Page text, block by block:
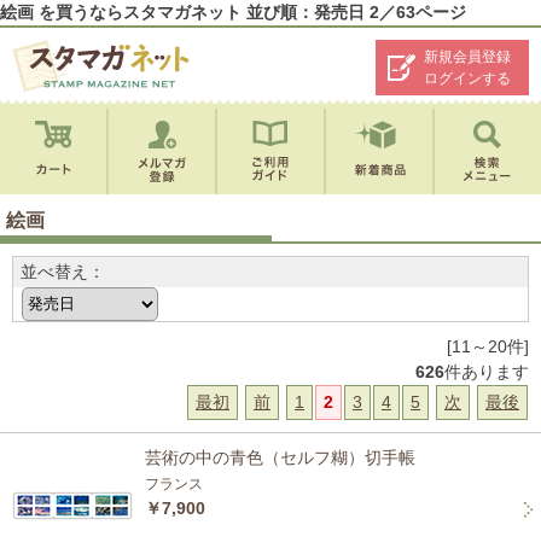
絵画 を買うならスタマガネット 並び順：発売日 2／63ページ
新規会員登録
ログインする
絵画
並べ替え：
[11～20件]
626件あります
最初
前 1 2 3 4 5 次 最後
芸術の中の青色（セルフ糊）切手帳
フランス
￥7,900